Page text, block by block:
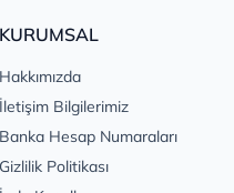
KURUMSAL
Hakkımızda
İletişim Bilgilerimiz
Banka Hesap Numaraları
Gizlilik Politikası